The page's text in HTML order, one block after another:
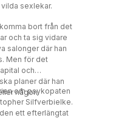
sexlekar.
bort från det
och ta sig vidare
salonger där han
Men för det
och
planer där han
någon.
om psykopaten
Silfverbielke.
ett efterlängtat